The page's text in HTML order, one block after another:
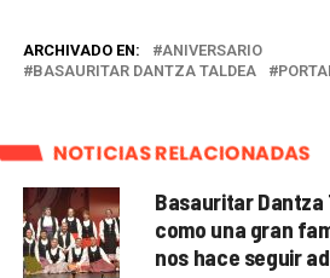
ARCHIVADO EN:
ANIVERSARIO
BASAURITAR DANTZA TALDEA
NOTICIAS RELACIONADAS
Basauritar Dantza
como una gran
nos hace seguir